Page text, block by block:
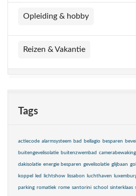
Opleiding & hobby
Reizen & Vakantie
Tags
actiecode alarmsysteem bad bellagio besparen
buitengevelisolatie buitenzwembad camerabewaking
dakisolatie energie besparen gevelisolatie glijbaan
koppel led lichtshow lissabon luchthaven
parking romatiek rome santorini school sinterklaas